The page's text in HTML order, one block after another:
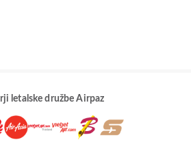
letalske družbe Airpaz